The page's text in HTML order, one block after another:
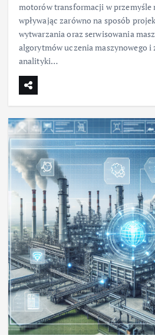
motorów transformacji w przemyśle
wpływając zarówno na sposób
wytwarzania oraz serwisowania
algorytmów uczenia maszynowego i
analityki…